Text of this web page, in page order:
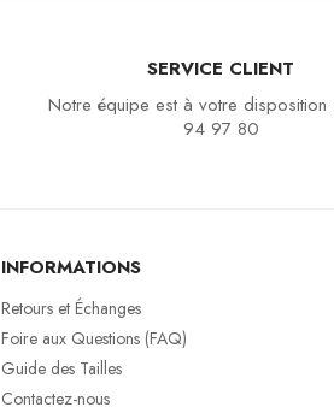
SERVICE CLIENT
Notre équipe est à votre
94 97 80
INFORMATIONS
Retours et Échanges
Foire aux Questions (FAQ)
Guide des Tailles
Contactez-nous